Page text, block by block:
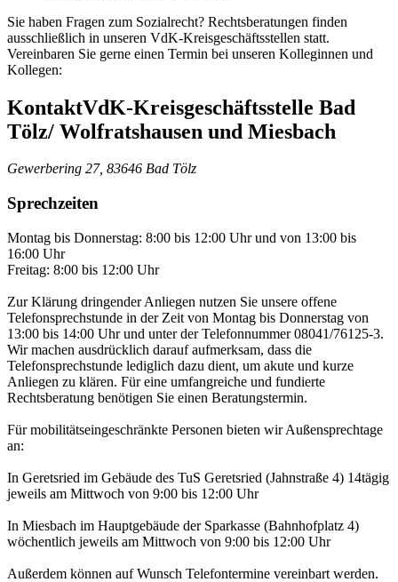
Sie haben Fragen zum Sozialrecht? Rechtsberatungen finden
ausschließlich in unseren VdK-Kreisgeschäftsstellen statt.
Vereinbaren Sie gerne einen Termin bei unseren Kolleginnen und
Kollegen:
KontaktVdK-Kreisgeschäftsstelle Bad
Tölz/ Wolfratshausen und Miesbach
Gewerbering 27, 83646 Bad Tölz
Sprechzeiten
Montag bis Donnerstag: 8:00 bis 12:00 Uhr und von 13:00 bis
16:00 Uhr
Freitag: 8:00 bis 12:00 Uhr
Zur Klärung dringender Anliegen nutzen Sie unsere offene
Telefonsprechstunde in der Zeit von Montag bis Donnerstag von
13:00 bis 14:00 Uhr und unter der Telefonnummer 08041/76125-3.
Wir machen ausdrücklich darauf aufmerksam, dass die
Telefonsprechstunde lediglich dazu dient, um akute und kurze
Anliegen zu klären. Für eine umfangreiche und fundierte
Rechtsberatung benötigen Sie einen Beratungstermin.
Für mobilitätseingeschränkte Personen bieten wir Außensprechtage
an:
In Geretsried im Gebäude des TuS Geretsried (Jahnstraße 4) 14tägig
jeweils am Mittwoch von 9:00 bis 12:00 Uhr
In Miesbach im Hauptgebäude der Sparkasse (Bahnhofplatz 4)
wöchentlich jeweils am Mittwoch von 9:00 bis 12:00 Uhr
Außerdem können auf Wunsch Telefontermine vereinbart werden.